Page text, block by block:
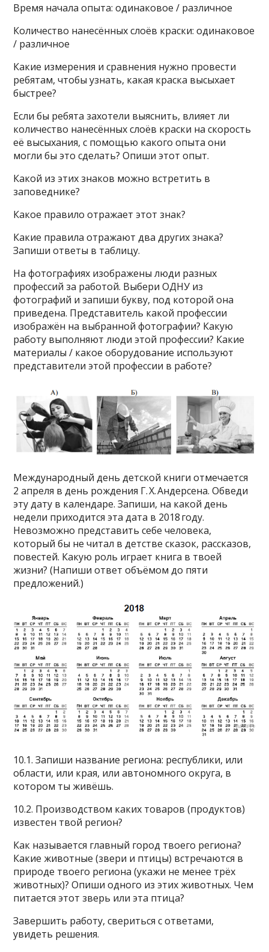
Время начала опыта: одинаковое / различное
Количество нанесённых слоёв краски: одинаковое
/ различное
Какие измерения и сравнения нужно провести
ребятам, чтобы узнать, какая краска высыхает
быстрее?
Если бы ребята захотели выяснить, влияет ли
количество нанесённых слоёв краски на скорость
её высыхания, с помощью какого опыта они
могли бы это сделать? Опиши этот опыт.
Какой из этих знаков можно встретить в
заповеднике?
Какое правило отражает этот знак?
Какие правила отражают два других знака?
Запиши ответы в таблицу.
На фотографиях изображены люди разных
профессий за работой. Выбери ОДНУ из
фотографий и запиши букву, под которой она
приведена. Представитель какой профессии
изображён на выбранной фотографии? Какую
работу выполняют люди этой профессии? Какие
материалы / какое оборудование используют
представители этой профессии в работе?
Международный день детской книги отмечается
2 апреля в день рождения Г. Х. Андерсена. Обведи
эту дату в календаре. Запиши, на какой день
недели приходится эта дата в 2018 году.
Невозможно представить себе человека,
который бы не читал в детстве сказок, рассказов,
повестей. Какую роль играет книга в твоей
жизни? (Напиши ответ объёмом до пяти
предложений.)
10.1. Запиши название региона: республики, или
области, или края, или автономного округа, в
котором ты живёшь.
10.2. Производством каких товаров (продуктов)
известен твой регион?
Как называется главный город твоего региона?
Какие животные (звери и птицы) встречаются в
природе твоего региона (укажи не менее трёх
животных)? Опиши одного из этих животных. Чем
питается этот зверь или эта птица?
Завершить работу, свериться с ответами,
увидеть решения.